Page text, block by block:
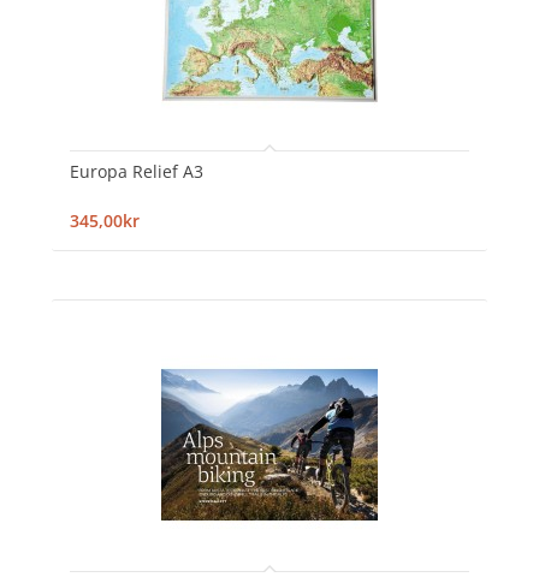
Europa Relief A3
345,00kr